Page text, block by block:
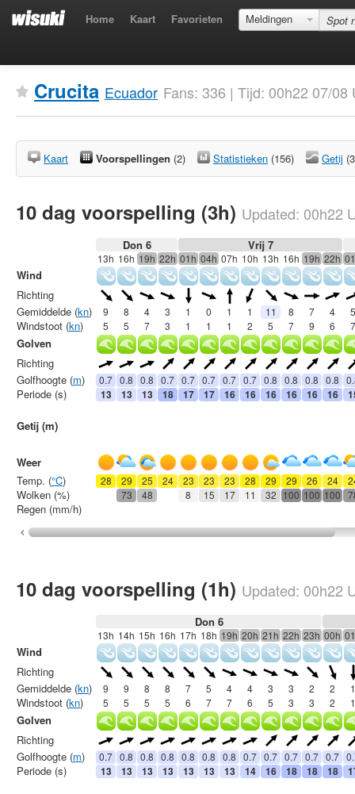
Home Kaart Favorieten Meldingen
Crucita Ecuador Fans: 336 | Tijd: 00h22 07/
Kaart Voorspellingen (2) Statistieken (156) Getij
10 dag voorspelling (3h) Updated: 00h22
Don 6 Vrij 7
13h 16h 19h 22h 01h 04h 07h 10h 13h 16h 19h 22h
9 8 4 3 1 0 1 1 11 8 7 4
5
5
5 7 3 1 1 1 2 5 7 9 6 7
0.7 0.8 0.8 0.7 0.7 0.7 0.7 0.7 0.8 0.8 0.8 0.8
13 13 13 18 17 17 16 16 16 16 16 16
28 29 25 24 23 23 23 28 29 29 26 24
73
48 8 15 17 11 32 100 100 100
Wind
Richting
Gemiddelde (kn)
Windstoot (kn)
Golven
Richting
Golfhoogte (m)
Periode (s)
Getij (m)
Weer
Temp. (°C)
Wolken (%)
Regen (mm/h)
10 dag voorspelling (1h) Updated: 00h22
Don 6
13h 14h 15h 16h 17h 18h 19h 20h 21h 22h 23h 00h
9 9 8 8 7 5 4 4 3 3 2 2
1
5
5 5 5 6 7 7 6 5 3 3 2 1
0.7 0.8 0.8 0.8 0.8 0.8 0.8 0.7 0.7 0.7 0.7 0.7
13 13 13 13 13 13 13 14 16 18 18 18
Wind
Richting
Gemiddelde (kn)
Windstoot (kn)
Golven
Richting
Golfhoogte (m)
Periode (s)